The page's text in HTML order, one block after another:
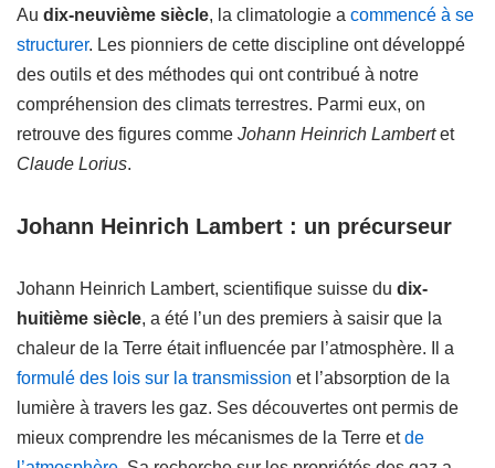
Au dix-neuvième siècle, la climatologie a commencé à se
structurer. Les pionniers de cette discipline ont développé
des outils et des méthodes qui ont contribué à notre
compréhension des climats terrestres. Parmi eux, on
retrouve des figures comme Johann Heinrich Lambertet
Claude Lorius.
Johann Heinrich Lambert : un précurseur
Johann Heinrich Lambert, scientifique suisse du dix-
huitième siècle, a été l’un des premiers à saisir que la
chaleur de la Terre était influencée par l’atmosphère. Il a
formulé des lois sur la transmission et l’absorption de la
lumière à travers les gaz. Ses découvertes ont permis de
mieux comprendre les mécanismes de la Terre etde